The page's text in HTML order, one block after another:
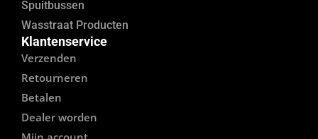
Spuitbussen
Wasstraat Producten
Klantenservice
Verzenden
Retourneren
Betalen
Dealer worden